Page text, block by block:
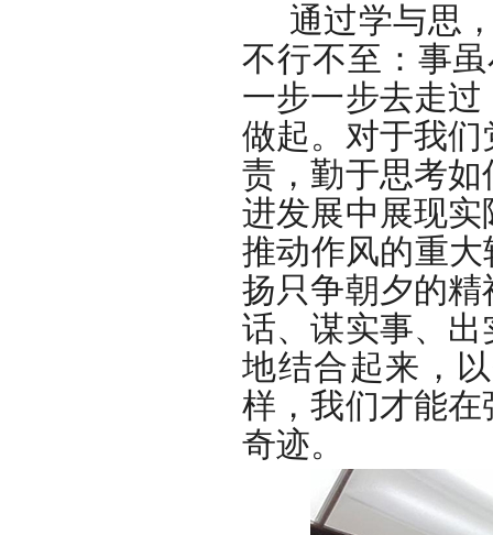
通过学与思
不行不至：事
一步一步去走
做起。对于我
责，勤于思考
进发展中展现
推动作风的重
扬只争朝夕的
话、谋实事、
地结合起来，
样，我们才能
奇迹。